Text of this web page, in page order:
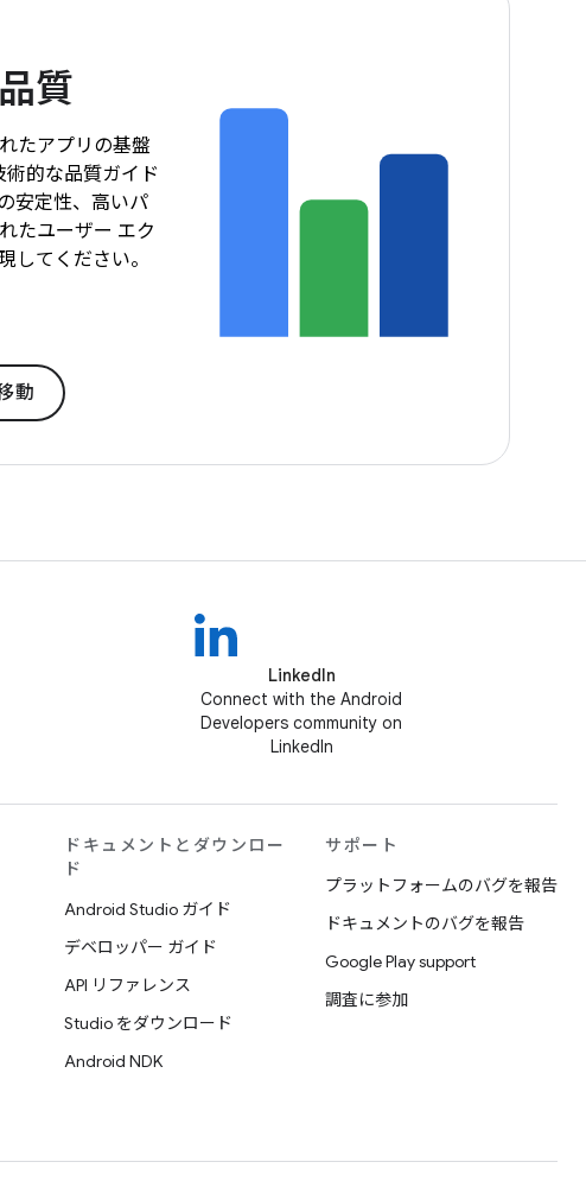
質
たアプリの基盤
的な品質ガイド
安定性、高いパ
たユーザー エク
してください。
動
LinkedIn
Connect with the Android
Developers community on
LinkedIn
ドキュメントとダウンロー
ド
Android Studio ガイド
デベロッパー ガイド
API リファレンス
Studio をダウンロード
Android NDK
サポート
プラットフォームのバグを報告
ドキュメントのバグを報告
Google Play support
調査に参加